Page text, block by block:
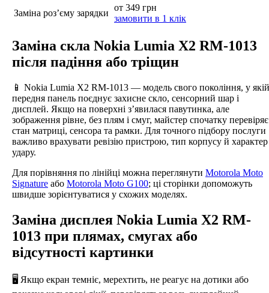
Заміна роз’єму зарядки
от 349 грн
замовити в 1 клік
Заміна скла Nokia Lumia X2 RM-1013
після падіння або тріщин
📱 Nokia Lumia X2 RM-1013 — модель свого покоління, у якій
передня панель поєднує захисне скло, сенсорний шар і
дисплей. Якщо на поверхні з’явилася павутинка, але
зображення рівне, без плям і смуг, майстер спочатку перевіряє
стан матриці, сенсора та рамки. Для точного підбору послуги
важливо врахувати ревізію пристрою, тип корпусу й характер
удару.
Для порівняння по лінійці можна переглянути Motorola Moto
Signature або Motorola Moto G100; ці сторінки допоможуть
швидше зорієнтуватися у схожих моделях.
Заміна дисплея Nokia Lumia X2 RM-
1013 при плямах, смугах або
відсутності картинки
🖥️ Якщо екран темніє, мерехтить, не реагує на дотики або